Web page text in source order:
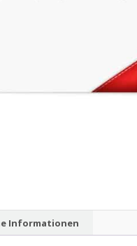
Informationen